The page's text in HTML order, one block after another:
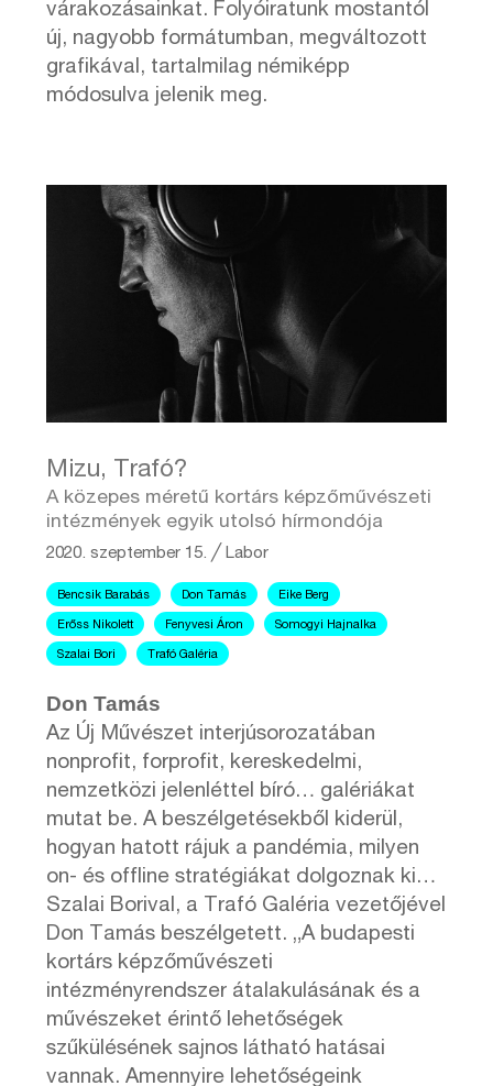
várakozásainkat. Folyóiratunk mostantól
új, nagyobb formátumban, megváltozott
grafikával, tartalmilag némiképp
módosulva jelenik meg.
Mizu, Trafó?
A közepes méretű kortárs képzőművészeti
intézmények egyik utolsó hírmondója
2020. szeptember 15. ╱Labor
Bencsik Barabás Don Tamás Eike Berg
Erőss Nikolett Fenyvesi Áron Somogyi Hajnalka
Szalai Bori Trafó Galéria
Don Tamás
Az Új Művészet interjúsorozatában
nonprofit, forprofit, kereskedelmi,
nemzetközi jelenléttel bíró… galériákat
mutat be. A beszélgetésekből kiderül,
hogyan hatott rájuk a pandémia, milyen
on- és offline stratégiákat dolgoznak ki…
Szalai Borival, a Trafó Galéria vezetőjével
Don Tamás beszélgetett. „A budapesti
kortárs képzőművészeti
intézményrendszer átalakulásának és a
művészeket érintő lehetőségek
szűkülésének sajnos látható hatásai
vannak. Amennyire lehetőségeink